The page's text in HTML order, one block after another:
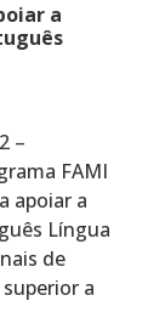
a
–
FAMI
apoiar a
Língua
de
a